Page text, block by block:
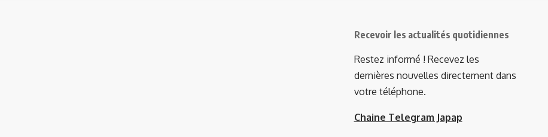
Recevoir les actualités quotidiennes
Restez informé ! Recevez les
dernières nouvelles directement dans
votre téléphone.
Chaine Telegram Japap